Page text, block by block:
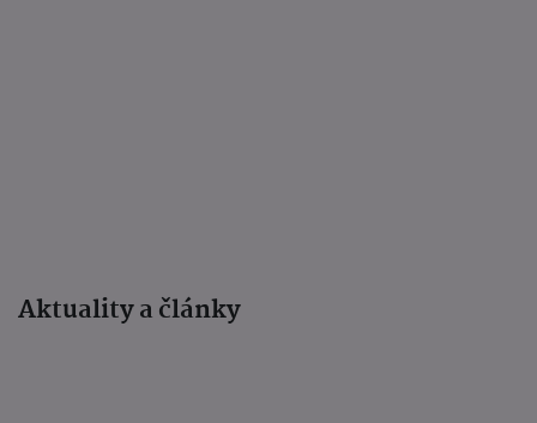
Aktuality a články